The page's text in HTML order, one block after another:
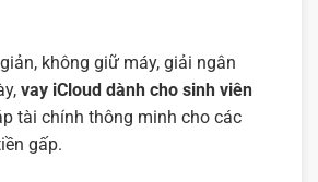
không giữ máy, giải ngân
vay iCloud dành cho sinh viên
tài chính thông minh cho các
gấp.